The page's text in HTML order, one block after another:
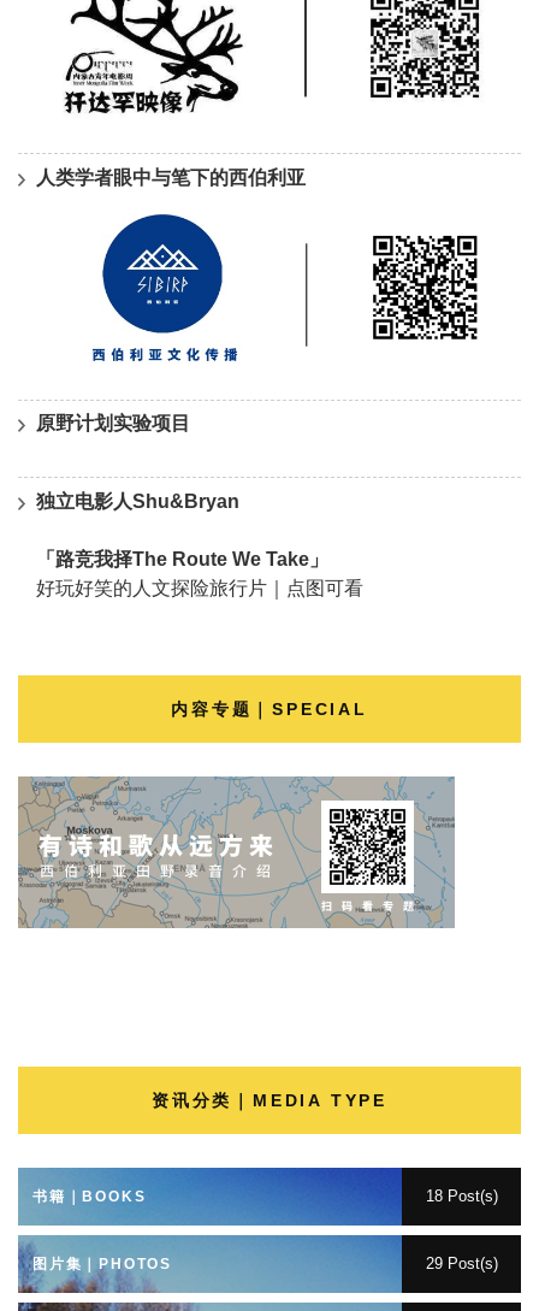
人类学者眼中与笔下的西伯利亚
原野计划实验项目
独立电影人Shu&Bryan
「路竞我择The Route We Take」
好玩好笑的人文探险旅行片｜点图可看
内容专题｜SPECIAL
资讯分类｜MEDIA TYPE
书籍｜BOOKS 18 Post(s)
图片集｜PHOTOS 29 Post(s)